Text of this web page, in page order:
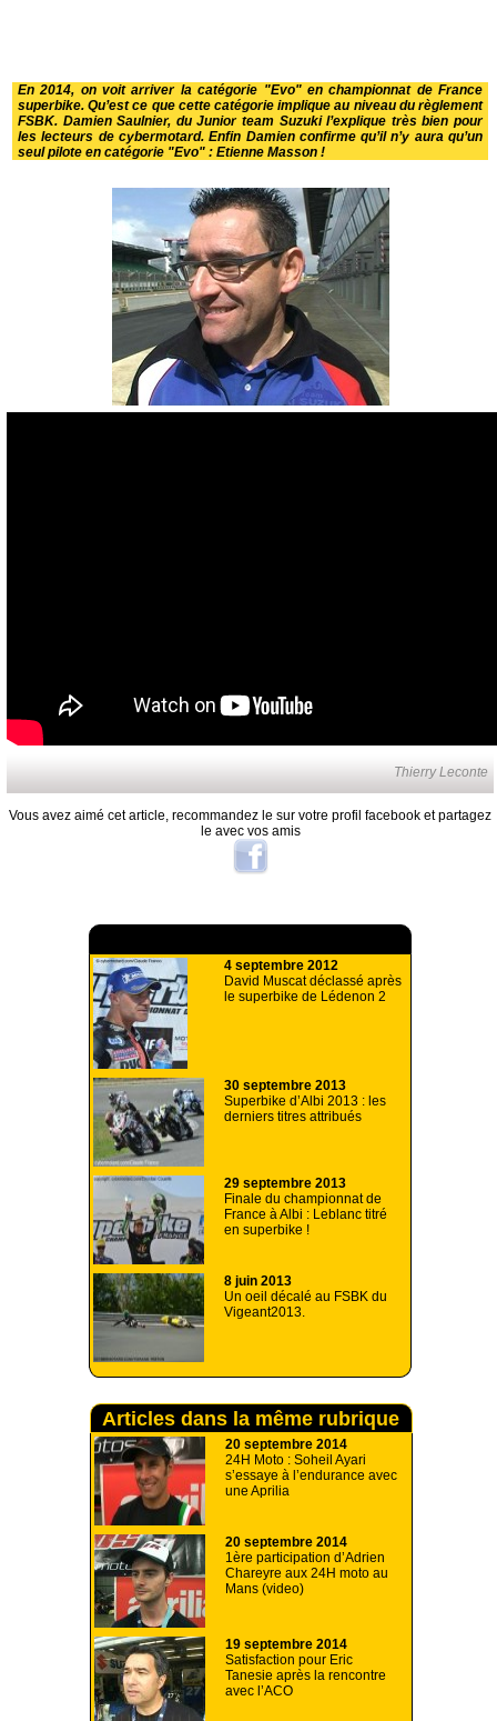
En 2014, on voit arriver la catégorie "Evo" en championnat de France
superbike. Qu’est ce que cette catégorie implique au niveau du règlement
FSBK. Damien Saulnier, du Junior team Suzuki l’explique très bien pour
les lecteurs de cybermotard. Enfin Damien confirme qu’il n’y aura qu’un
seul pilote en catégorie "Evo" : Etienne Masson !
Thierry Leconte
Vous avez aimé cet article, recommandez le sur votre profil facebook et partagez
le avec vos amis
4 septembre 2012
David Muscat déclassé après
le superbike de Lédenon 2
30 septembre 2013
Superbike d’Albi 2013 : les
derniers titres attribués
29 septembre 2013
Finale du championnat de
France à Albi : Leblanc titré
en superbike !
8 juin 2013
Un oeil décalé au FSBK du
Vigeant2013.
Articles dans la même rubrique
20 septembre 2014
24H Moto : Soheil Ayari
s’essaye à l’endurance avec
une Aprilia
20 septembre 2014
1ère participation d’Adrien
Chareyre aux 24H moto au
Mans (video)
19 septembre 2014
Satisfaction pour Eric
Tanesie après la rencontre
avec l’ACO